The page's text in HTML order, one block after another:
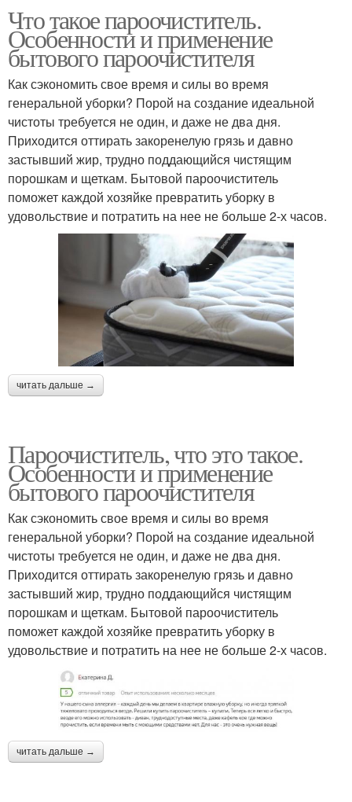
Что такое пароочиститель.
Особенности и применение
бытового пароочистителя
Как сэкономить свое время и силы во время
генеральной уборки? Порой на создание идеальной
чистоты требуется не один, и даже не два дня.
Приходится оттирать закоренелую грязь и давно
застывший жир, трудно поддающийся чистящим
порошкам и щеткам. Бытовой пароочиститель
поможет каждой хозяйке превратить уборку в
удовольствие и потратить на нее не больше 2-х часов.
читать дальше →
Пароочиститель, что это такое.
Особенности и применение
бытового пароочистителя
Как сэкономить свое время и силы во время
генеральной уборки? Порой на создание идеальной
чистоты требуется не один, и даже не два дня.
Приходится оттирать закоренелую грязь и давно
застывший жир, трудно поддающийся чистящим
порошкам и щеткам. Бытовой пароочиститель
поможет каждой хозяйке превратить уборку в
удовольствие и потратить на нее не больше 2-х часов.
читать дальше →